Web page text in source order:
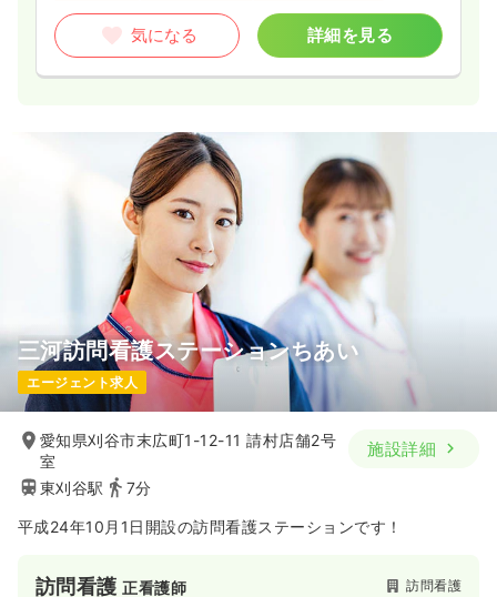
気になる 詳細を見る
三河訪問看護ステーションちあい
エージェント求人
愛知県刈谷市末広町1-12-11 請村店舗2号
室
東刈谷駅
7分
施設詳細
平成24年10月1日開設の訪問看護ステーションです！
訪問看護正看護師 訪問看護